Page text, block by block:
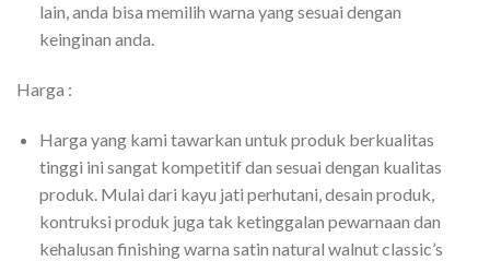
lain, anda bisa memilih warna yang sesuai dengan
keinginan anda.
Harga :
Harga yang kami tawarkan untuk produk berkualitas
tinggi ini sangat kompetitif dan sesuai dengan kualitas
produk. Mulai dari kayu jati perhutani, desain produk,
kontruksi produk juga tak ketinggalan pewarnaan dan
kehalusan finishing warna satin natural walnut classic’s